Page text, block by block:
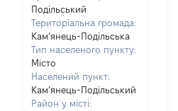
Подільський
Територіальна громада:
Кам’янець-Подільська
Тип населеного пункту:
Місто
Населений пункт:
Кам’янець-Подільський
Район у місті: